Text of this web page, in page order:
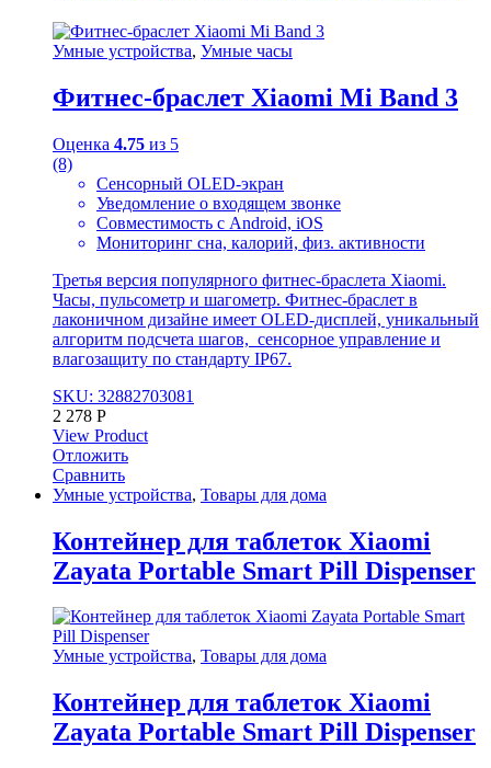
Умные устройства, Умные часы
Фитнес-браслет Xiaomi Mi Band 3
Оценка 4.75 из 5
(8)
Сенсорный OLED-экран
Уведомление о входящем звонке
Совместимость с Android, iOS
Мониторинг сна, калорий, физ. активности
Третья версия популярного фитнес-браслета Xiaomi.
Часы, пульсометр и шагометр. Фитнес-браслет в
лаконичном дизайне имеет OLED-дисплей, уникальный
алгоритм подсчета шагов, сенсорное управление и
влагозащиту по стандарту IP67.
SKU: 32882703081
2 278 Р
View Product
Отложить
Сравнить
Умные устройства, Товары для дома
Контейнер для таблеток Xiaomi
Zayata Portable Smart Pill Dispenser
Умные устройства, Товары для дома
Контейнер для таблеток Xiaomi
Zayata Portable Smart Pill Dispenser